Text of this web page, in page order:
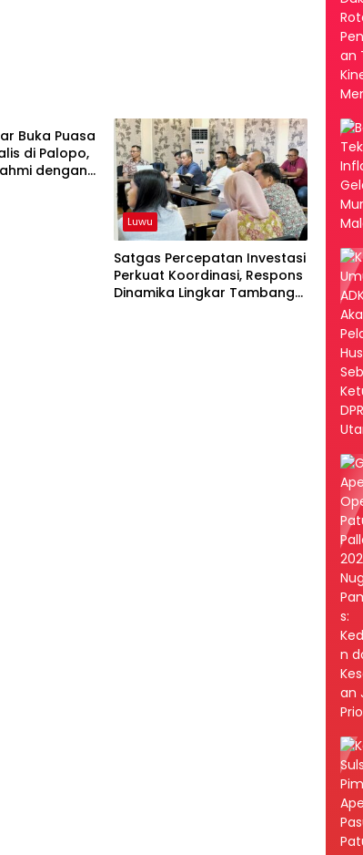
Buka Puasa
di Palopo,
dengan
Luwu
Satgas Percepatan Investasi
Perkuat Koordinasi, Respons
Dinamika Lingkar Tambang